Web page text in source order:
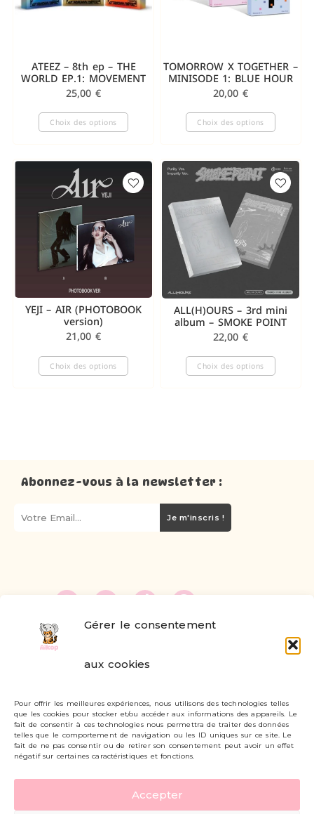
Gérer le consentement
aux cookies
Pour offrir les meilleures expériences, nous utilisons des technologies telles
que les cookies pour stocker et/ou accéder aux informations des appareils. Le
fait de consentir à ces technologies nous permettra de traiter des données
telles que le comportement de navigation ou les ID uniques sur ce site. Le
fait de ne pas consentir ou de retirer son consentement peut avoir un effet
négatif sur certaines caractéristiques et fonctions.
Accepter
ATEEZ – 8th ep – THE
WORLD EP.1: MOVEMENT
25,00 €
Choix des options
TOMORROW X TOGETHER –
MINISODE 1: BLUE HOUR
20,00 €
Choix des options
YEJI – AIR (PHOTOBOOK
version)
21,00 €
Choix des options
ALL(H)OURS – 3rd mini
album – SMOKE POINT
22,00 €
Choix des options
Abonnez-vous à la newsletter :
Je m'inscris !
Livraisons et retours
Mon compte
Carte cadeau
Politique de confidentialité